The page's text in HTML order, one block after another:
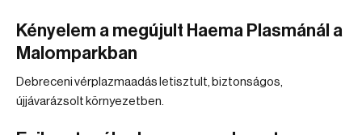
Kényelem a megújult Haema Plasmánál a
Malomparkban
Debreceni vérplazmaadás letisztult, biztonságos,
újjávarázsolt környezetben.